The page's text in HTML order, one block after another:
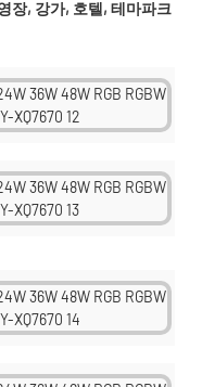
장, 강가, 호텔, 테마파크